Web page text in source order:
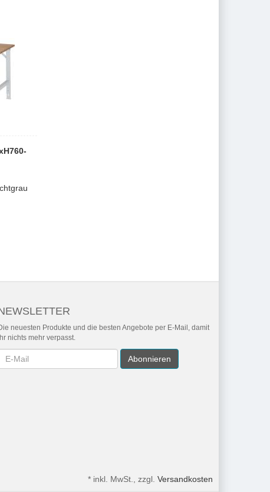
neuesten Produkte und die besten Angebote per E-Mail, damit
Ihr nichts mehr verpasst.
Newsletter Abonnieren
* inkl. MwSt., zzgl. Versandkosten